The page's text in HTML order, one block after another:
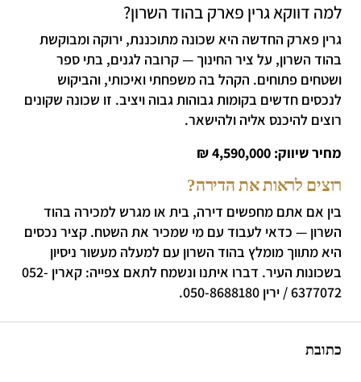
למה דווקא גרין פארק בהוד השרון?
גרין פארק החדשה היא שכונה מתוכננת, ירוקה ומבוקשת
בהוד השרון, על ציר החינוך — קרובה לגנים, בתי ספר
ושטחים פתוחים. הקהל בה משפחתי ואיכותי, והביקוש
לנכסים חדשים בקומות גבוהות גבוה ויציב. זו שכונה שקונים
רוצים להיכנס אליה ולהישאר.
מחיר שיווק: 4,590,000 ₪
רוצים לראות את הדירה?
בין אם אתם מחפשים דירה, בית או מגרש למכירה בהוד
השרון — כדאי לעבוד עם מי שמכיר את השטח. קציר נכסים
היא מתווך מומלץ בהוד השרון עם למעלה מעשור ניסיון
בשכונות העיר. דברו איתנו ונשמח לתאם צפייה: קארין 052-
6377072 / ירין 050-8688180.
כתובת